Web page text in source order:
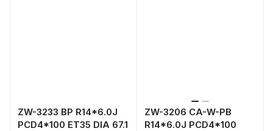
ZW-3233 BP R14*6.0J
PCD4*100 ET35 DIA 67.1
ZW-3206 CA-W-PB
R14*6.0J PCD4*100